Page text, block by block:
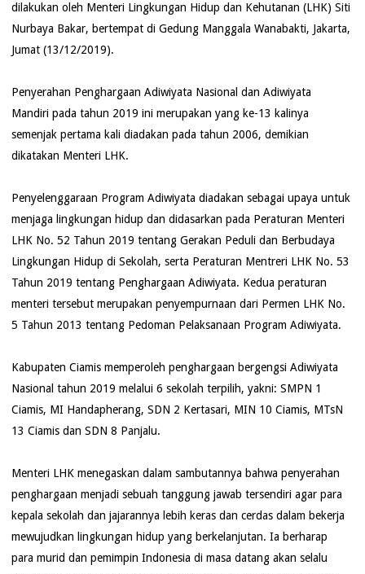
dilakukan oleh Menteri Lingkungan Hidup dan Kehutanan (LHK) Siti
Nurbaya Bakar, bertempat di Gedung Manggala Wanabakti, Jakarta,
Jumat (13/12/2019).
Penyerahan Penghargaan Adiwiyata Nasional dan Adiwiyata
Mandiri pada tahun 2019 ini merupakan yang ke-13 kalinya
semenjak pertama kali diadakan pada tahun 2006, demikian
dikatakan Menteri LHK.
Penyelenggaraan Program Adiwiyata diadakan sebagai upaya untuk
menjaga lingkungan hidup dan didasarkan pada Peraturan Menteri
LHK No. 52 Tahun 2019 tentang Gerakan Peduli dan Berbudaya
Lingkungan Hidup di Sekolah, serta Peraturan Mentreri LHK No. 53
Tahun 2019 tentang Penghargaan Adiwiyata. Kedua peraturan
menteri tersebut merupakan penyempurnaan dari Permen LHK No.
5 Tahun 2013 tentang Pedoman Pelaksanaan Program Adiwiyata.
Kabupaten Ciamis memperoleh penghargaan bergengsi Adiwiyata
Nasional tahun 2019 melalui 6 sekolah terpilih, yakni: SMPN 1
Ciamis, MI Handapherang, SDN 2 Kertasari, MIN 10 Ciamis, MTsN
13 Ciamis dan SDN 8 Panjalu.
Menteri LHK menegaskan dalam sambutannya bahwa penyerahan
penghargaan menjadi sebuah tanggung jawab tersendiri agar para
kepala sekolah dan jajarannya lebih keras dan cerdas dalam bekerja
mewujudkan lingkungan hidup yang berkelanjutan. Ia berharap
para murid dan pemimpin Indonesia di masa datang akan selalu